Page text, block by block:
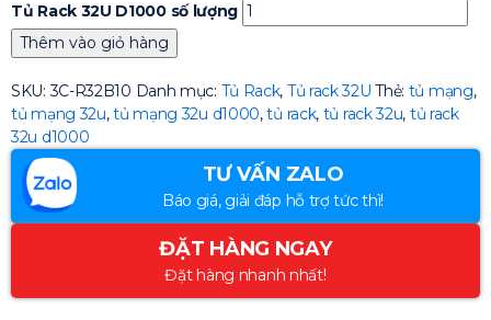
Tủ Rack 32U D1000 số lượng
Thêm vào giỏ hàng
SKU:3C-R32B10 Danh mục: Tủ Rack, Tủ rack 32U Thẻ: tủ mạng,
tủ mạng 32u,tủ mạng 32u d1000,tủ rack, tủ rack 32u, tủ rack
32u d1000
TƯ VẤN ZALO
Báo giá, giải đáp hỗ trợ tức thì!
ĐẶT HÀNG NGAY
Đặt hàng nhanh nhất!